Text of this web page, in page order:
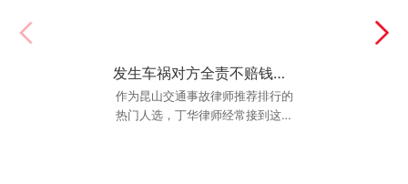
发生车祸对方全责不赔钱？昆山交通事故律师教你三招
作为昆山交通事故律师推荐排行的
热门人选，丁华律师经常接到这样
昆山最好的名誉权人格权律师：遭遇网络暴力维权痛点分析
丁华律师建议当事人在遭遇网暴
后，如果出现身体不适，务必及时